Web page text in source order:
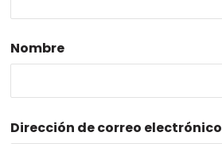
Nombre
Dirección de correo electrónico